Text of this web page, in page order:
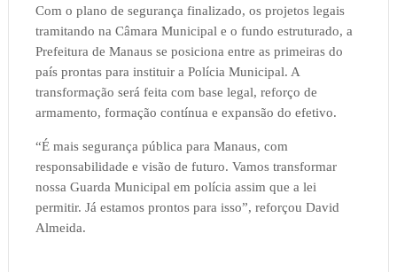
Com o plano de segurança finalizado, os projetos legais
tramitando na Câmara Municipal e o fundo estruturado, a
Prefeitura de Manaus se posiciona entre as primeiras do
país prontas para instituir a Polícia Municipal. A
transformação será feita com base legal, reforço de
armamento, formação contínua e expansão do efetivo.
“É mais segurança pública para Manaus, com
responsabilidade e visão de futuro. Vamos transformar
nossa Guarda Municipal em polícia assim que a lei
permitir. Já estamos prontos para isso”, reforçou David
Almeida.